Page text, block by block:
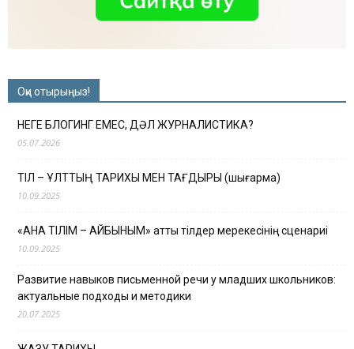
Оқи отырыңыз!
НЕГЕ БЛОГИНГ ЕМЕС, ДӘЛ ЖУРНАЛИСТИКА?
05.07.2026
ТІЛ – ҰЛТТЫҢ ТАРИХЫ МЕН ТАҒДЫРЫ (шығарма)
10.09.2025
«АНА ТІЛІМ – АЙБЫНЫМ» атты тілдер мерекесінің сценариі
10.09.2025
Развитие навыков письменной речи у младших школьников:
актуальные подходы и методики
20.07.2025